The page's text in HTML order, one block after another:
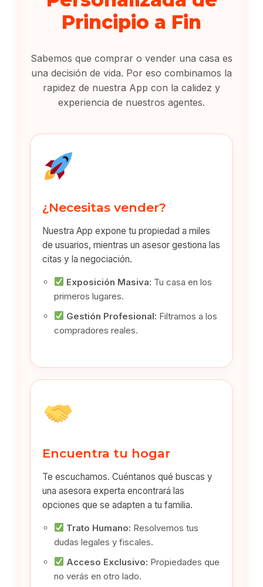
Principio a Fin
Sabemos que comprar o vender una casa es
una decisión de vida. Por eso combinamos la
rapidez de nuestra App con la calidez y
experiencia de nuestros agentes.
¿Necesitas vender?
Nuestra App expone tu propiedad a miles
de usuarios, mientras un asesor gestiona las
citas y la negociación.
Exposición Masiva: Tu casa en los
primeros lugares.
Gestión Profesional: Filtramos a los
compradores reales.
Encuentra tu hogar
Te escuchamos. Cuéntanos qué buscas y
una asesora experta encontrará las
opciones que se adapten a tu familia.
Trato Humano: Resolvemos tus
dudas legales y fiscales.
Acceso Exclusivo: Propiedades que
no verás en otro lado.